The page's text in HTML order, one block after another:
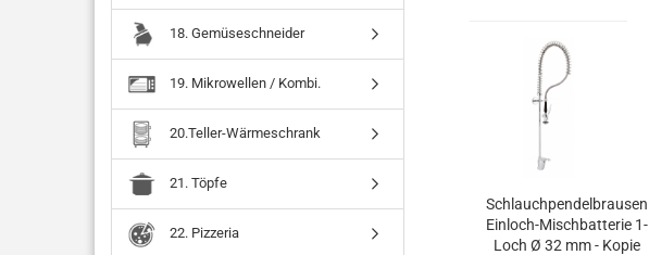
Schlauchpendelbrausen
Einloch-Mischbatterie 1-
Loch Ø 32 mm - Kopie
18. Gemüseschneider
19. Mikrowellen / Kombi.
20.Teller-Wärmeschrank
21. Töpfe
22. Pizzeria